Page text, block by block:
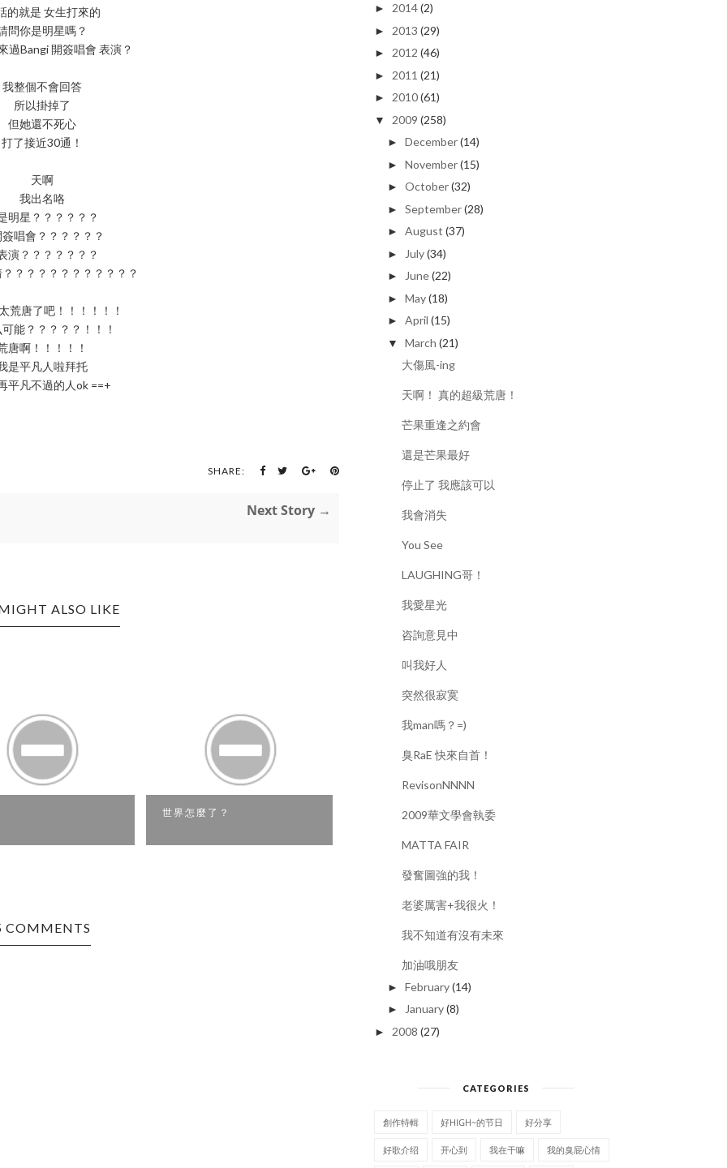
的就是 女生打來的
問你是明星嗎？
過Bangi 開簽唱會 表演？
我整個不會回答
所以掛掉了
但她還不死心
打了接近30通！
天啊
我出名咯
明星？？？？？？
唱會？？？？？？
演？？？？？？？
？？？？？？？？？？？
荒唐了吧！！！！！！
能？？？？？！！！
唐啊！！！！！
是平凡人啦拜托
平凡不過的人ok ==+
SHARE:
Next Story →
ALSO LIKE
世界怎麼了？ 新年要到了！
COMMENTS
► 2014 (2)
► 2013 (29)
► 2012 (46)
► 2011 (21)
► 2010 (61)
▼ 2009 (258)
►December(14)
►November(15)
►October(32)
►September(28)
►August (37)
► July(34)
► June(22)
►May(18)
►April (15)
▼ March (21)
大傷風-ing
天啊！ 真的超級荒唐！
芒果重逢之約會
還是芒果最好
停止了 我應該可以
我會消失
You See
LAUGHING哥！
我愛星光
咨詢意見中
叫我好人
突然很寂寞
我man嗎？=)
臭RaE 快來自首！
RevisonNNNN
2009華文學會執委
MATTA FAIR
發奮圖強的我！
老婆厲害+我很火！
我不知道有沒有未來
加油哦朋友
►February(14)
► January(8)
► 2008 (27)
CATEGORIES
創作特輯 好HIGH~的节日 好分享
好歌介绍 开心到 我在干嘛 我的臭屁心情